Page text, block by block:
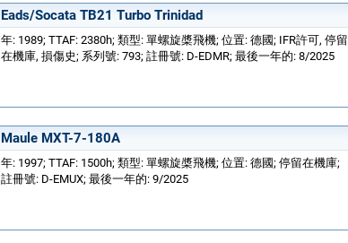
Eads/Socata TB21 Turbo Trinidad
年: 1989; TTAF: 2380h; 類型: 單螺旋槳飛機; 位置: 德國; IFR許可, 停留
在機庫, 損傷史; 系列號: 793; 註冊號: D-EDMR; 最後一年的: 8/2025
Maule MXT-7-180A
年: 1997; TTAF: 1500h; 類型: 單螺旋槳飛機; 位置: 德國; 停留在機庫;
註冊號: D-EMUX; 最後一年的: 9/2025